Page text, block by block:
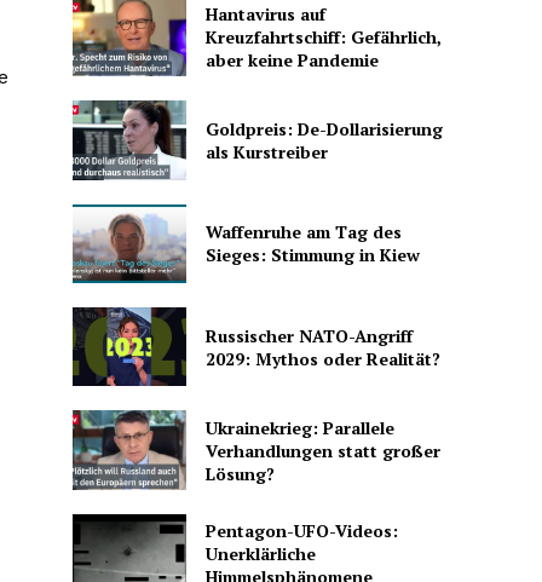
Hantavirus auf
Kreuzfahrtschiff: Gefährlich,
aber keine Pandemie
Goldpreis: De-Dollarisierung
als Kurstreiber
Waffenruhe am Tag des
Sieges: Stimmung in Kiew
Russischer NATO-Angriff
2029: Mythos oder Realität?
Ukrainekrieg: Parallele
Verhandlungen statt großer
Lösung?
Pentagon-UFO-Videos:
Unerklärliche
Himmelsphänomene